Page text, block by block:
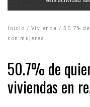
Inicio / Vivienda / 50.7%
son mujeres
50.7% de
viviendas en